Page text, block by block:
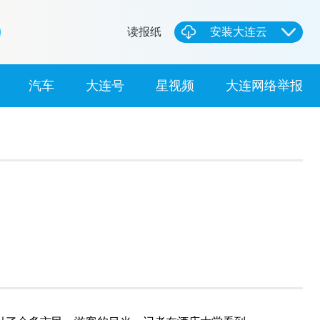
读报纸 安装大连云
汽车 大连号 星视频 大连网络举报